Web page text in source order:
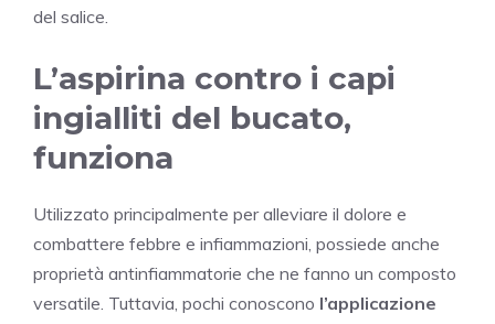
del salice.
L’aspirina contro i capi
ingialliti del bucato,
funziona
Utilizzato principalmente per alleviare il dolore e
combattere febbre e infiammazioni, possiede anche
proprietà antinfiammatorie che ne fanno un composto
versatile. Tuttavia, pochi conoscono l’applicazione